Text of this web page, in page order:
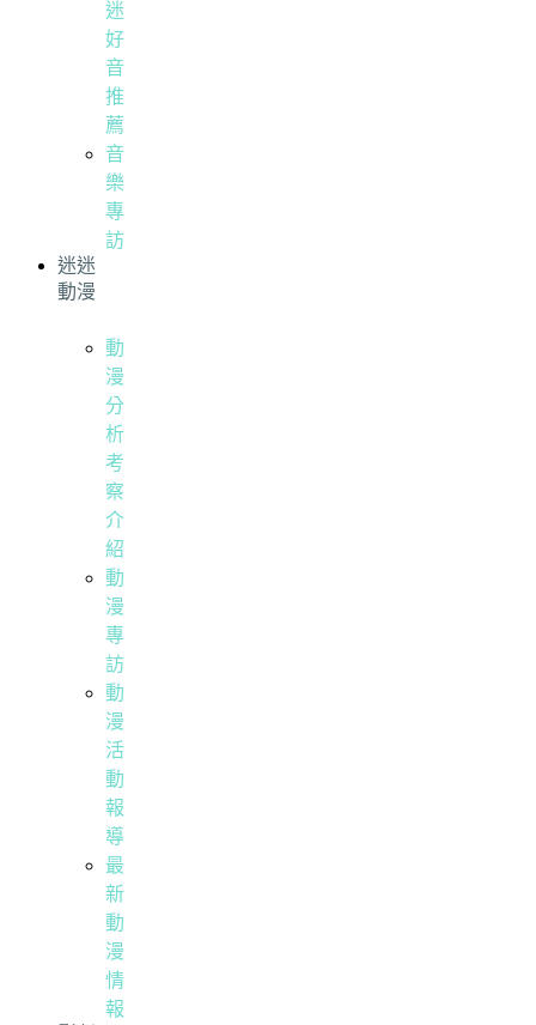
迷
好
音
推
薦
音
樂
專
訪
迷迷
動漫
動
漫
分
析
考
察
介
紹
動
漫
專
訪
動
漫
活
動
報
導
最
新
動
漫
情
報